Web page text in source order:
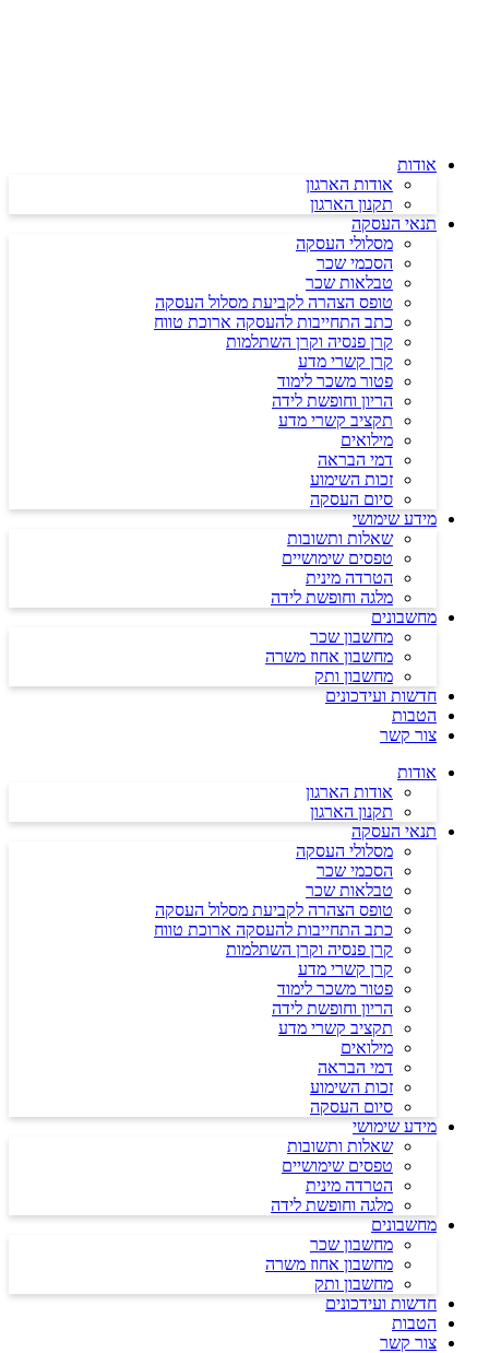
אודות
אודות הארגון
תקנון הארגון
תנאי העסקה
מסלולי העסקה
הסכמי שכר
טבלאות שכר
טופס הצהרה לקביעת מסלול העסקה
כתב התחייבות להעסקה ארוכת טווח
קרן פנסיה וקרן השתלמות
קרן קשרי מדע
פטור משכר לימוד
הריון וחופשת לידה
תקציב קשרי מדע
מילואים
דמי הבראה
זכות השימוע
סיום העסקה
מידע שימושי
שאלות ותשובות
טפסים שימושיים
הטרדה מינית
מלגה וחופשת לידה
מחשבונים
מחשבון שכר
מחשבון אחוז משרה
מחשבון ותק
חדשות ועידכונים
הטבות
צור קשר
אודות
אודות הארגון
תקנון הארגון
תנאי העסקה
מסלולי העסקה
הסכמי שכר
טבלאות שכר
טופס הצהרה לקביעת מסלול העסקה
כתב התחייבות להעסקה ארוכת טווח
קרן פנסיה וקרן השתלמות
קרן קשרי מדע
פטור משכר לימוד
הריון וחופשת לידה
תקציב קשרי מדע
מילואים
דמי הבראה
זכות השימוע
סיום העסקה
מידע שימושי
שאלות ותשובות
טפסים שימושיים
הטרדה מינית
מלגה וחופשת לידה
מחשבונים
מחשבון שכר
מחשבון אחוז משרה
מחשבון ותק
חדשות ועידכונים
הטבות
צור קשר